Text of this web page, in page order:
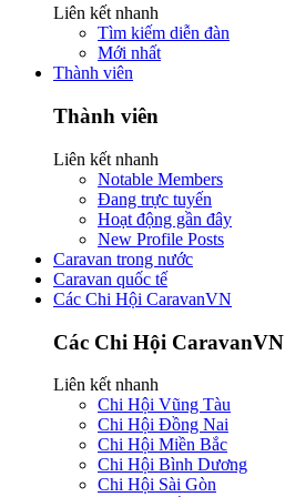
Liên kết nhanh
Tìm kiếm diễn đàn
Mới nhất
Thành viên
Thành viên
Liên kết nhanh
Notable Members
Đang trực tuyến
Hoạt động gần đây
New Profile Posts
Caravan trong nước
Caravan quốc tế
Các Chi Hội CaravanVN
Các Chi Hội CaravanVN
Liên kết nhanh
Chi Hội Vũng Tàu
Chi Hội Đồng Nai
Chi Hội Miền Bắc
Chi Hội Bình Dương
Chi Hội Sài Gòn